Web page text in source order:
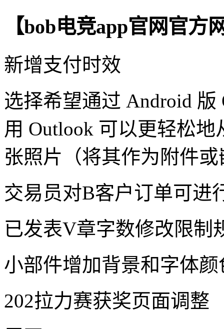
【bob电竞app官网官方
新增支付时效
选择希望通过 Android
用 Outlook 可以更轻松
张照片（将其作为附件
交易员对B客户订单可进
已发表V章字数修改限制
小部件增加背景和字体颜
202拉力赛获奖页面调整